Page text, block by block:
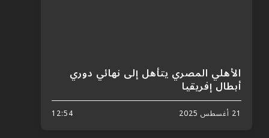
الأهلي المصري يتأهل إلى نهائي دوري
أبطال إفريقيا
21 أغسطس 2025 12:54